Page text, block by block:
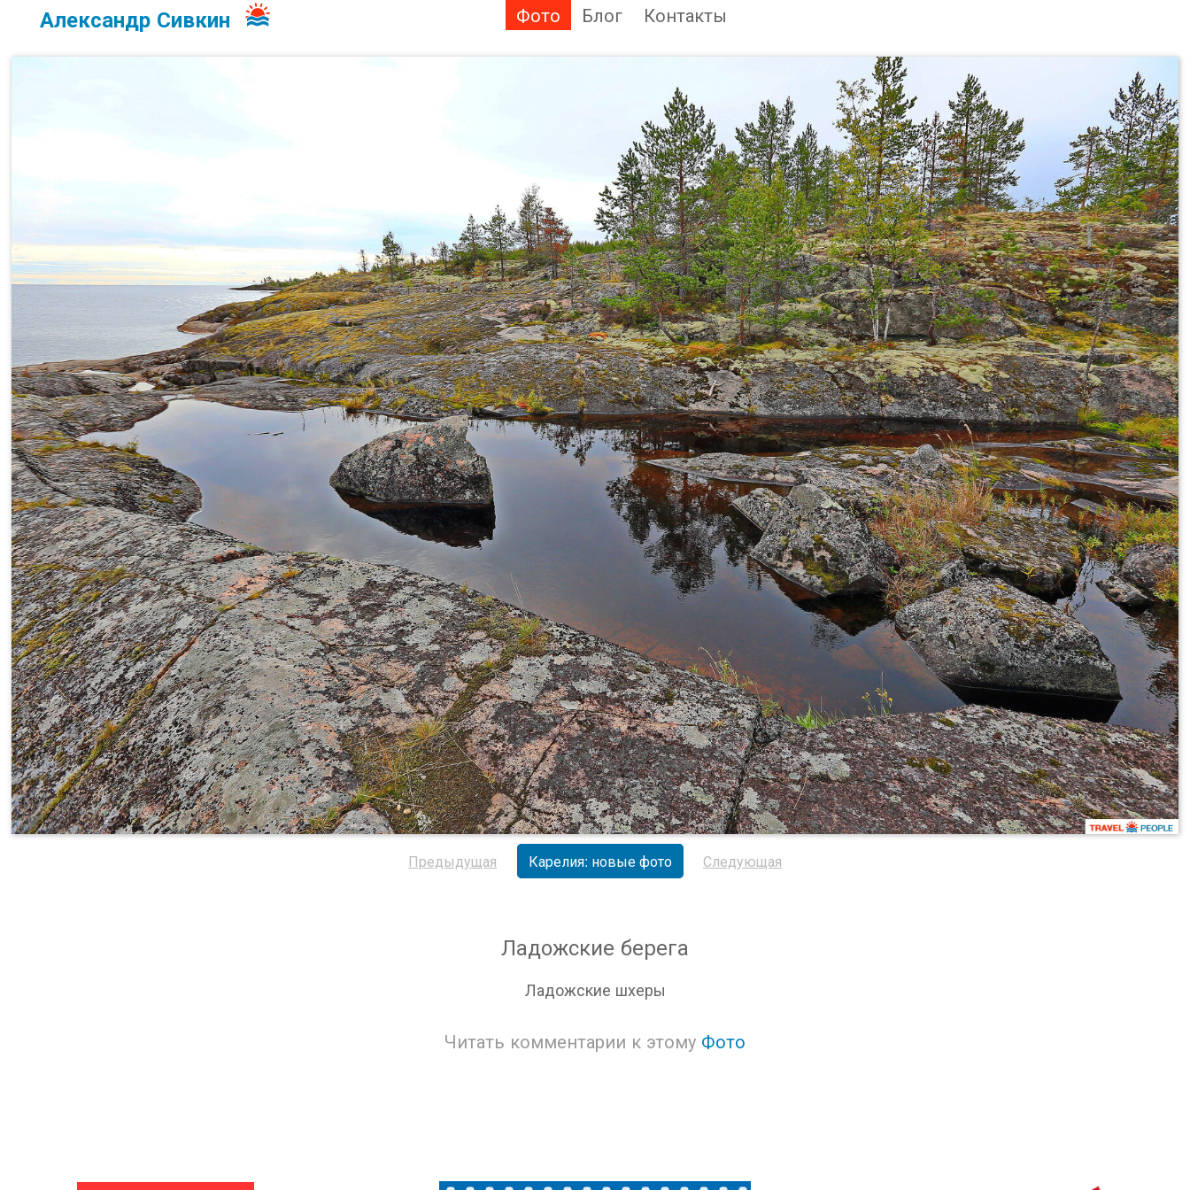
Александр Сивкин Фото Блог Контакты
Предыдущая Карелия: новые фото Следующая
Ладожские берега
Ладожские шхеры
Читать комментарии к этому Фото